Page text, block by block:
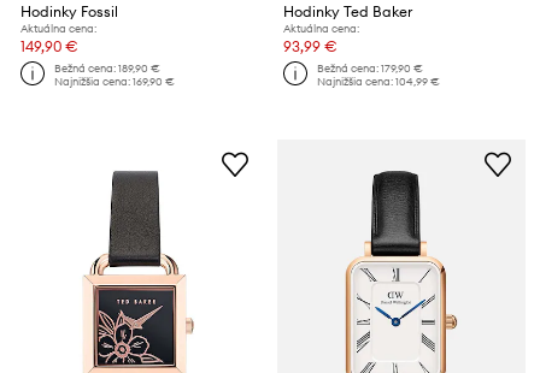
Hodinky Fossil
Aktuálna cena:
149,90 €
Bežná cena:189,90 €
Najnižšia cena:169,90 €
Hodinky Ted Baker
Aktuálna cena:
93,99 €
Bežná cena:179,90 €
Najnižšia cena:104,99 €